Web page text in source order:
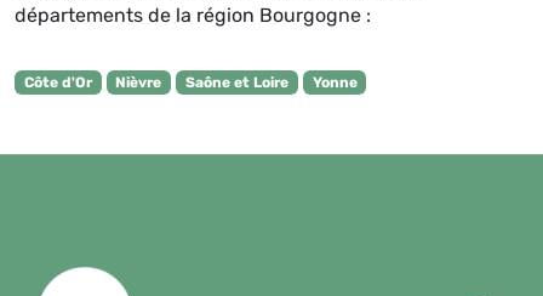
départements de la région Bourgogne :
Côte d'Or Nièvre Saône et Loire Yonne